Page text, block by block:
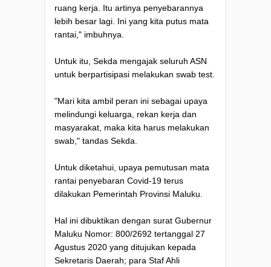
ruang kerja. Itu artinya penyebarannya
lebih besar lagi. Ini yang kita putus mata
rantai," imbuhnya.
Untuk itu, Sekda mengajak seluruh ASN
untuk berpartisipasi melakukan swab test.
"Mari kita ambil peran ini sebagai upaya
melindungi keluarga, rekan kerja dan
masyarakat, maka kita harus melakukan
swab," tandas Sekda.
Untuk diketahui, upaya pemutusan mata
rantai penyebaran Covid-19 terus
dilakukan Pemerintah Provinsi Maluku.
Hal ini dibuktikan dengan surat Gubernur
Maluku Nomor: 800/2692 tertanggal 27
Agustus 2020 yang ditujukan kepada
Sekretaris Daerah; para Staf Ahli